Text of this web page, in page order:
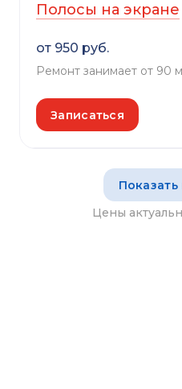
Полосы на экране
от 950 руб.
Ремонт занимает от 90
Записаться
Цены